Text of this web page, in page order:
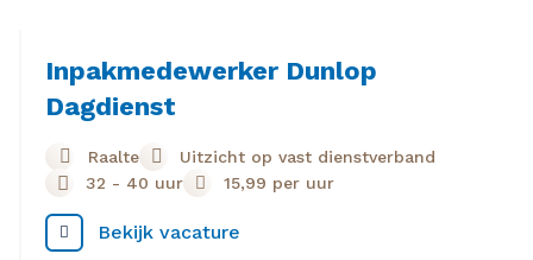
Inpakmedewerker Dunlop
Dagdienst
Raalte
Uitzicht op vast dienstverband
32 - 40 uur
15,99 per uur
Bekijk vacature